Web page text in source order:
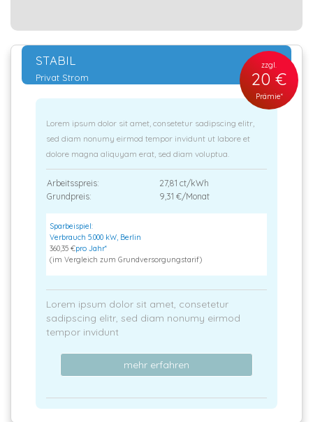
STABIL
Privat Strom
zzgl.
20 €
Prämie*
Lorem ipsum dolor sit amet, consetetur sadipscing elitr,
sed diam nonumy eirmod tempor invidunt ut labore et
dolore magna aliquyam erat, sed diam voluptua.
Arbeitsspreis:
27,81 ct/kWh
Grundpreis:
9,31 €/Monat
Sparbeispiel:
Verbrauch 5.000 kW, Berlin
360,35 €pro Jahr*
(im Vergleich zum Grundversorgungstarif)
Lorem ipsum dolor sit amet, consetetur
sadipscing elitr, sed diam nonumy eirmod
tempor invidunt
mehr erfahren